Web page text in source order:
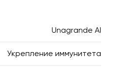
Unagrande AI
Укрепление иммунитета